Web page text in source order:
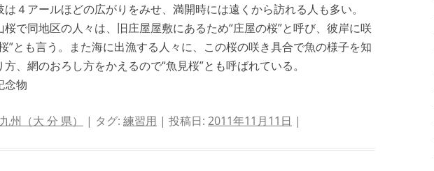
は４アールほどの広がりをみせ、満開時には遠くから訪れる人も多い。
桜で同地区の人々は、旧庄屋屋敷にあるため“庄屋の桜”と呼び、彼岸に咲
”とも言う。また海に出漁する人々に、この桜の咲き具合で魚の様子を知
方、網のおろし方をかえるので“魚見桜”とも呼ばれている。
念物
九州（大 分 県） | タグ: 練習用 | 投稿日: 2011年11月11日 |